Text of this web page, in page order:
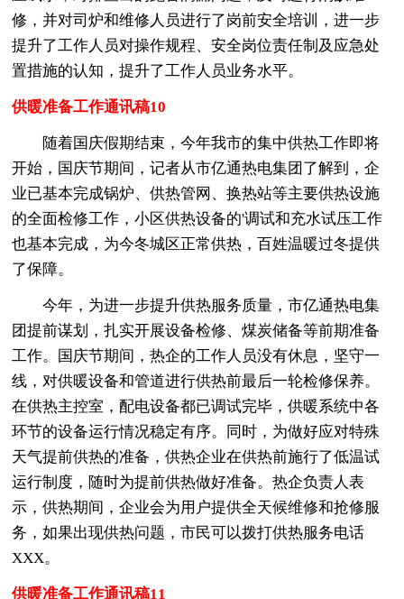
修，并对司炉和维修人员进行了岗前安全培训，进一步
提升了工作人员对操作规程、安全岗位责任制及应急处
置措施的认知，提升了工作人员业务水平。
供暖准备工作通讯稿10
随着国庆假期结束，今年我市的集中供热工作即将
开始，国庆节期间，记者从市亿通热电集团了解到，企
业已基本完成锅炉、供热管网、换热站等主要供热设施
的全面检修工作，小区供热设备的'调试和充水试压工作
也基本完成，为今冬城区正常供热，百姓温暖过冬提供
了保障。
今年，为进一步提升供热服务质量，市亿通热电集
团提前谋划，扎实开展设备检修、煤炭储备等前期准备
工作。国庆节期间，热企的工作人员没有休息，坚守一
线，对供暖设备和管道进行供热前最后一轮检修保养。
在供热主控室，配电设备都已调试完毕，供暖系统中各
环节的设备运行情况稳定有序。同时，为做好应对特殊
天气提前供热的准备，供热企业在供热前施行了低温试
运行制度，随时为提前供热做好准备。热企负责人表
示，供热期间，企业会为用户提供全天候维修和抢修服
务，如果出现供热问题，市民可以拨打供热服务电话
XXX。
供暖准备工作通讯稿11